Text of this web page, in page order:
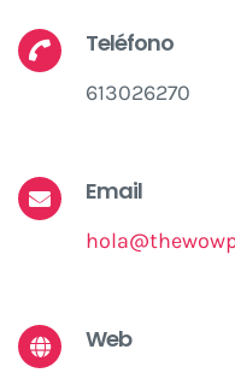
Teléfono
613026270
Email
Web